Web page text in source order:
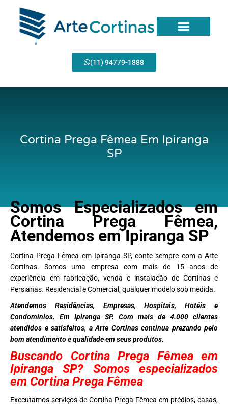
conteúdo
(11) 94779-1888
Cortina Prega Fêmea Em Ipiranga
SP
Somos Especializados em
Cortina Prega Fêmea,
Atendemos em Ipiranga SP
Cortina Prega Fêmea em Ipiranga SP, conte sempre com a Arte
Cortinas. Somos uma empresa com mais de 15 anos de
experiência em fabricação, venda e instalação de Cortinas e
Persianas. Residencial e Comercial, qualquer modelo sob medida.
Atendemos Residências, Empresas, Hospitais, Hotéis e
Condominios. Em Ipiranga SP. Com mais de 4.000 clientes
atendidos e satisfeitos, a Arte Cortinas continua prezando pelo
bom atendimento e qualidade em seus produtos.
Buscando Cortina Prega Fêmea em
Ipiranga SP? Somos especializados
em Cortina Prega Fêmea
Executamos serviços de Cortina Prega Fêmea em prédios, casas,